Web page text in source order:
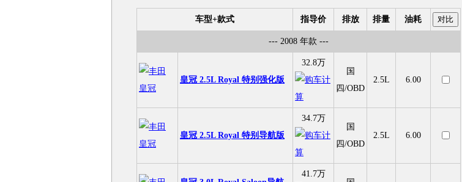
车型+款式 指导价 排放 排量 油耗
--- 2008 年款 ---
皇冠 2.5L Royal 特别强化版
32.8万
国
四/OBD
2.5L 6.00
皇冠 2.5L Royal 特别导航版
34.7万
国
四/OBD
2.5L 6.00
41.7万